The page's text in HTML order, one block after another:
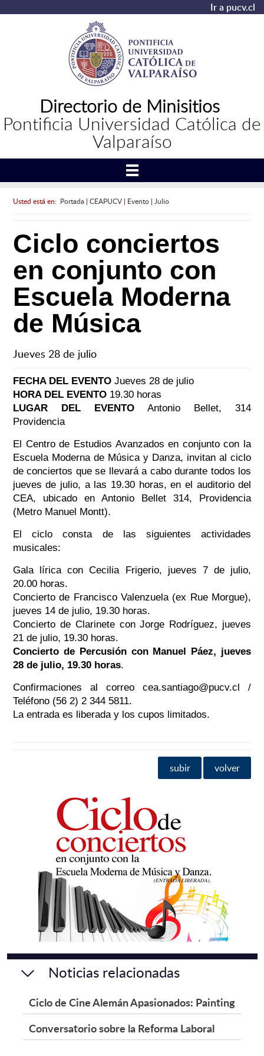
Ir a pucv.cl
Directorio de Minisitios
Pontificia Universidad Católica de
Valparaíso
Usted está en: Portada| CEAPUCV| Evento| Julio
Ciclo conciertos
en conjunto con
Escuela Moderna
de Música
Jueves 28 de julio
FECHA DEL EVENTO Jueves 28 de julio
HORA DEL EVENTO19.30 horas
LUGAR DEL EVENTOAntonio Bellet, 314
Providencia
El Centro de Estudios Avanzados en conjunto con la
Escuela Moderna de Música y Danza, invitan al ciclo
de conciertos que se llevará a cabo durante todos los
jueves de julio, a las 19.30 horas, en el auditorio del
CEA, ubicado en Antonio Bellet 314, Providencia
(Metro Manuel Montt).
El ciclo consta de las siguientes actividades
musicales:
Gala lírica con Cecilia Frigerio, jueves 7 de julio,
20.00 horas.
Concierto de Francisco Valenzuela (ex Rue Morgue),
jueves 14 de julio, 19.30 horas.
Concierto de Clarinete con Jorge Rodríguez, jueves
21 de julio, 19.30 horas.
Concierto de Percusión con Manuel Páez, jueves
28 de julio, 19.30 horas.
Confirmaciones al correo cea.santiago@pucv.cl /
Teléfono (56 2) 2 344 5811.
La entrada es liberada y los cupos limitados.
subir volver
Noticias relacionadas
Ciclo de Cine Alemán Apasionados: Painting
Conversatorio sobre la Reforma Laboral